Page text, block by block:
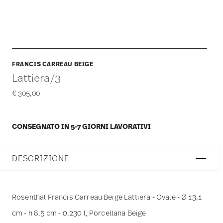
FRANCIS CARREAU BEIGE
Lattiera/3
€ 305,00
CONSEGNATO IN 5-7 GIORNI LAVORATIVI
DESCRIZIONE
Rosenthal Francis Carreau Beige Lattiera - Ovale - Ø 13,1
cm - h 8,5 cm - 0,230 l, Porcellana Beige